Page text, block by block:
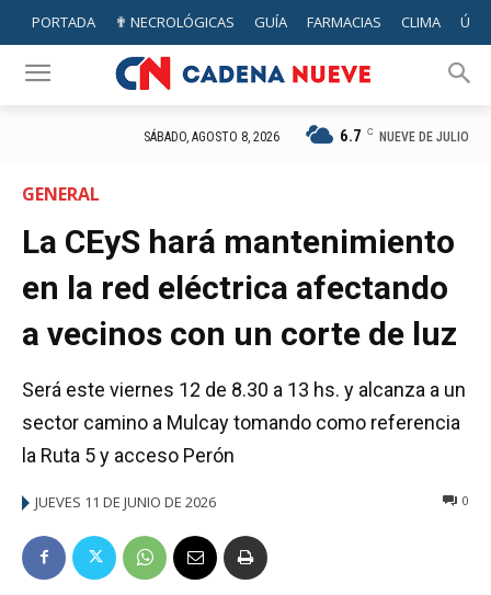
PORTADA ✟ NECROLÓGICAS GUÍA FARMACIAS CLIMA
SÁBADO, AGOSTO 8, 2026 6.7 C NUEVE DE JULIO
GENERAL
La CEyS hará mantenimiento
en la red eléctrica afectando
a vecinos con un corte de luz
Será este viernes 12 de 8.30 a 13 hs. y alcanza a un
sector camino a Mulcay tomando como referencia
la Ruta 5 y acceso Perón
JUEVES 11 DE JUNIO DE 2026 0